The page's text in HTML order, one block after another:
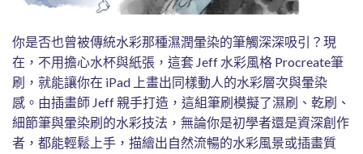
你是否也曾被傳統水彩那種濕潤暈染的筆觸深深吸引？現
在，不用擔心水杯與紙張，這套 Jeff 水彩風格 Procreate筆
刷，就能讓你在 iPad 上畫出同樣動人的水彩層次與暈染
感。由插畫師 Jeff 親手打造，這組筆刷模擬了濕刷、乾刷、
細節筆與暈染刷的水彩技法，無論你是初學者還是資深創作
者，都能輕鬆上手，描繪出自然流暢的水彩風景或插畫質